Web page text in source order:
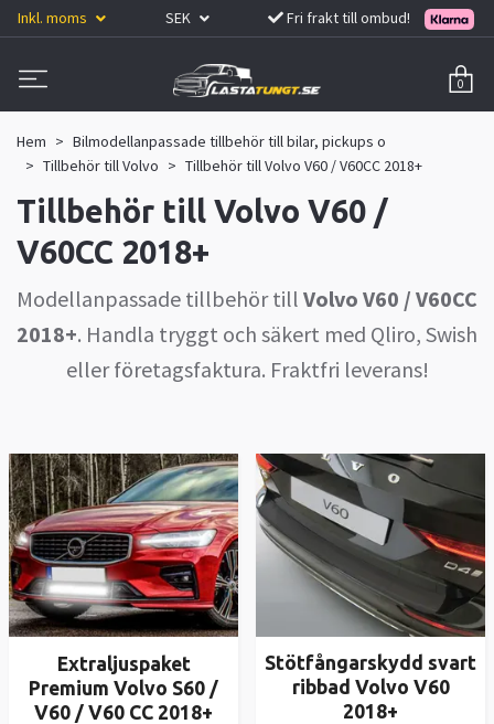
Inkl. moms SEK Fri frakt till ombud!
0
Hem
Bilmodellanpassade tillbehör till bilar, pickups o
Tillbehör till Volvo
Tillbehör till Volvo V60 / V60CC 2018+
Tillbehör till Volvo V60 /
V60CC 2018+
Modellanpassade tillbehör till Volvo V60 / V60CC
2018+. Handla tryggt och säkert med Qliro, Swish
eller företagsfaktura. Fraktfri leverans!
Extraljuspaket
Premium Volvo S60 /
V60 / V60 CC 2018+
Stötfångarskydd svart
ribbad Volvo V60
2018+